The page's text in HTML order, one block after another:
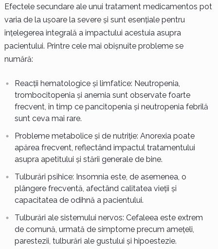
Efectele secundare ale unui tratament medicamentos pot
varia de la ușoare la severe și sunt esențiale pentru
înțelegerea integrală a impactului acestuia asupra
pacientului. Printre cele mai obișnuite probleme se
numără:
Reacții hematologice și limfatice: Neutropenia,
trombocitopenia și anemia sunt observate foarte
frecvent, în timp ce pancitopenia și neutropenia febrilă
sunt ceva mai rare.
Probleme metabolice și de nutriție: Anorexia poate
apărea frecvent, reflectând impactul tratamentului
asupra apetitului și stării generale de bine.
Tulburări psihice: Insomnia este, de asemenea, o
plângere frecventă, afectând calitatea vieții și
capacitatea de odihnă a pacientului.
Tulburări ale sistemului nervos: Cefaleea este extrem
de comună, urmată de simptome precum amețeli,
parestezii, tulburări ale gustului și hipoestezie.